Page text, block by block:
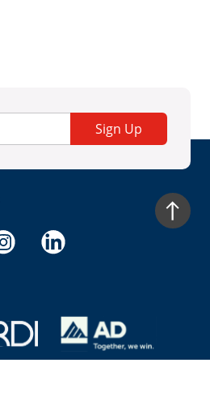
Sign Up